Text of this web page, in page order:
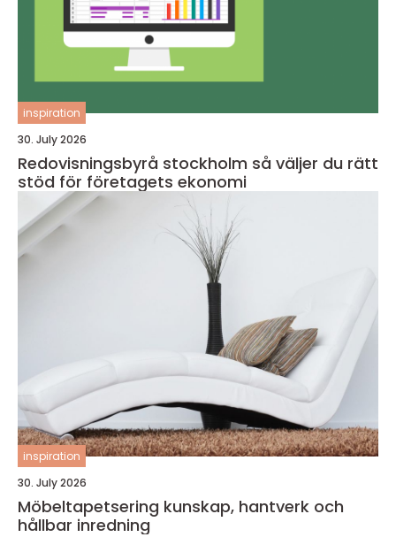
inspiration
30. July 2026
Redovisningsbyrå stockholm så väljer du rätt
stöd för företagets ekonomi
inspiration
30. July 2026
Möbeltapetsering kunskap, hantverk och
hållbar inredning